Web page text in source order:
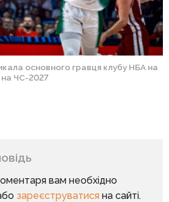
основного гравця клубу НБА на
на ЧС-2027
вам необхідно
зареєструватисяна сайті.